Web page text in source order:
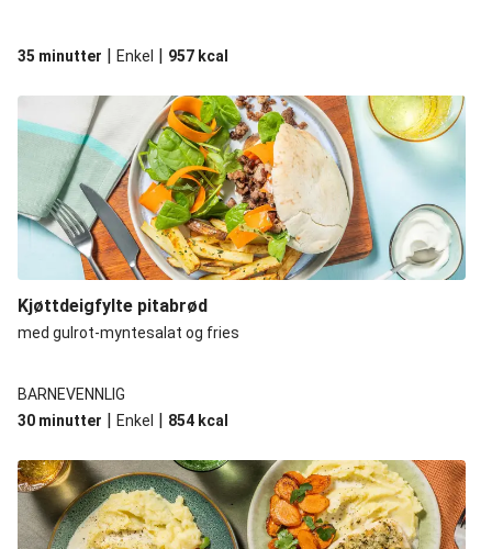
35 minutter | Enkel | 957 kcal
Kjøttdeigfylte pitabrød
med gulrot-myntesalat og fries
BARNEVENNLIG
30 minutter | Enkel | 854 kcal